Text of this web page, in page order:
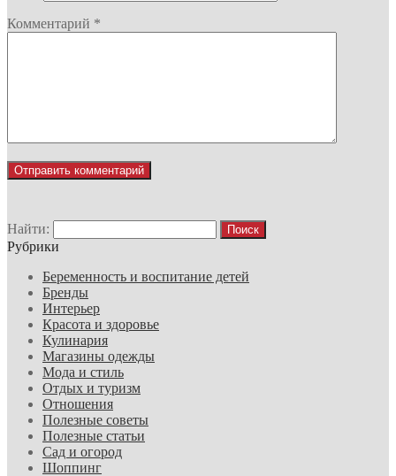
Комментарий *
Найти:
Рубрики
Беременность и воспитание детей
Бренды
Интерьер
Красота и здоровье
Кулинария
Магазины одежды
Мода и стиль
Отдых и туризм
Отношения
Полезные советы
Полезные статьи
Сад и огород
Шоппинг